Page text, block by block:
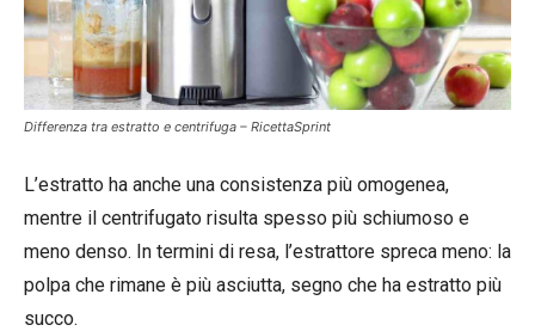
Differenza tra estratto e centrifuga – RicettaSprint
L’estratto ha anche una consistenza più omogenea,
mentre il centrifugato risulta spesso più schiumoso e
meno denso. In termini di resa, l’estrattore spreca meno: la
polpa che rimane è più asciutta, segno che ha estratto più
succo.